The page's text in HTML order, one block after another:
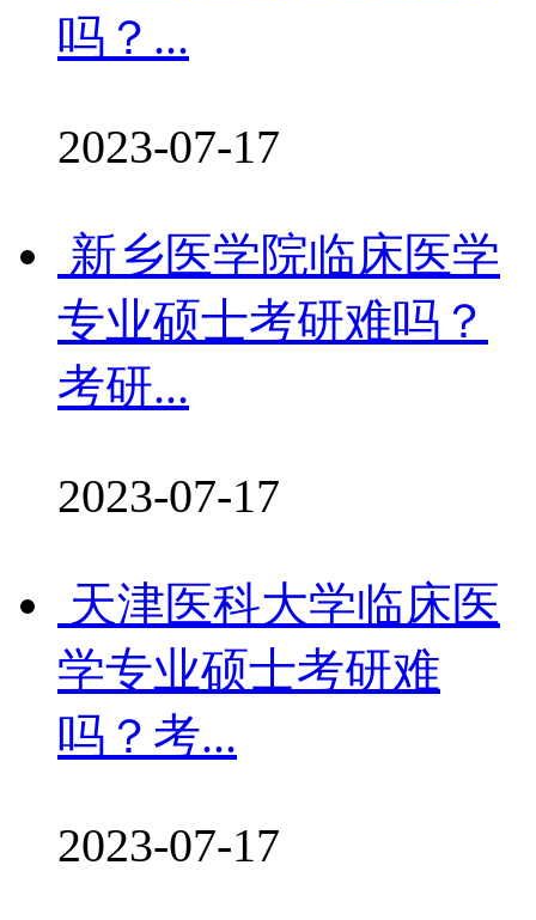
吗？...
2023-07-17
新乡医学院临床医学
专业硕士考研难吗？
考研...
2023-07-17
天津医科大学临床医
学专业硕士考研难
吗？考...
2023-07-17